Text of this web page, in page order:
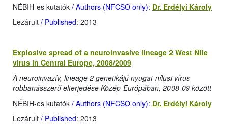
NÉBIH-es kutatók / Authors (NFCSO only): Dr. Erdélyi Károly
Lezárult / Published: 2013
Explosive spread of a neuroinvasive lineage 2 West Nile
virus in Central Europe, 2008/2009
A neuroinvazív, lineage 2 genetikájú nyugat-nílusi vírus
robbanásszerű elterjedése Közép-Európában, 2008-09 között
NÉBIH-es kutatók / Authors (NFCSO only): Dr. Erdélyi Károly
Lezárult / Published: 2013